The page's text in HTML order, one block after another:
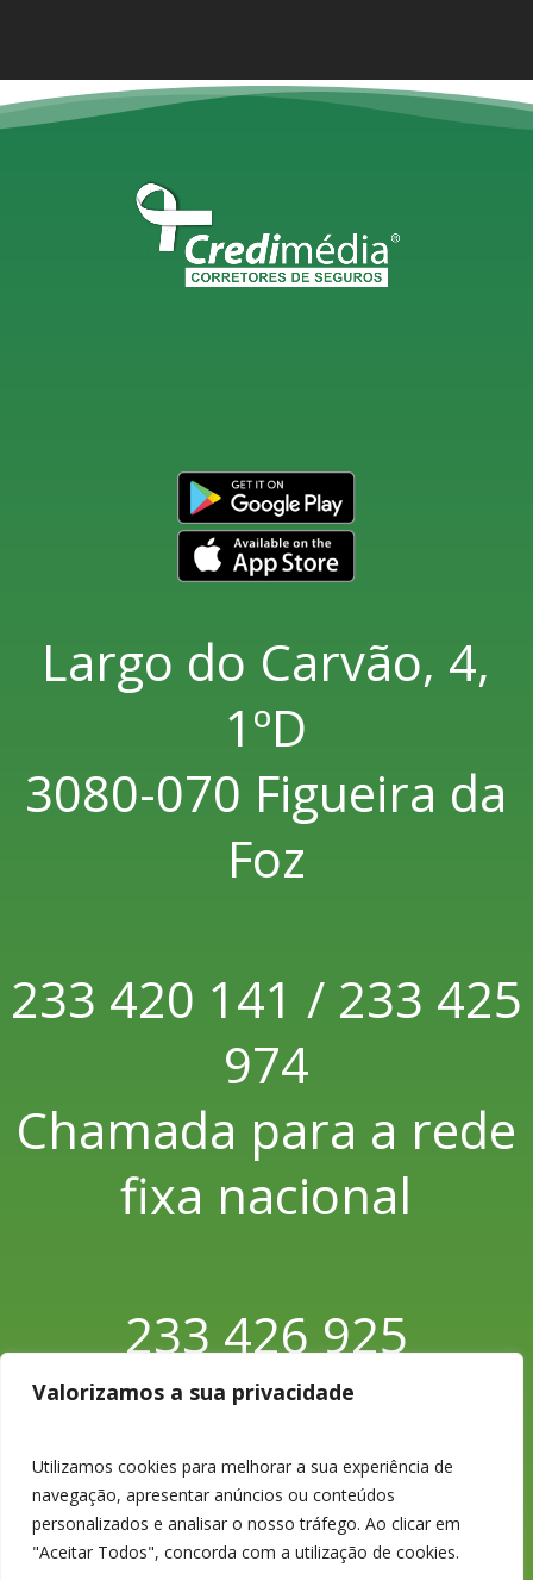
Valorizamos a sua privacidade
Utilizamos cookies para melhorar a sua experiência de
navegação, apresentar anúncios ou conteúdos
personalizados e analisar o nosso tráfego. Ao clicar em
"Aceitar Todos", concorda com a utilização de cookies.
Largo do Carvão, 4,
1ºD
3080-070 Figueira da
Foz
233 420 141 / 233 425
974
Chamada para a rede
fixa nacional
233 426 925
Chamada para a rede
fixa nacional